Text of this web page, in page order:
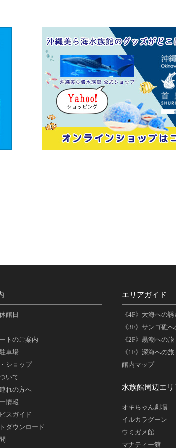
館日
トのご案内
車場
ショップ
いて
れの方へ
情報
スガイド
ダウンロード
エリアガイド
《4F》大海への誘
《3F》サンゴ礁へ
《2F》黒潮への旅
《1F》深海への旅
館内マップ
水族館周辺エリ
オキちゃん劇場
イルカラグーン
ウミガメ館
マナティー館